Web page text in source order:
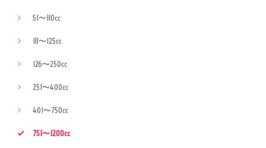
51〜110cc
111〜125cc
126〜250cc
251〜400cc
401〜750cc
751〜1200cc